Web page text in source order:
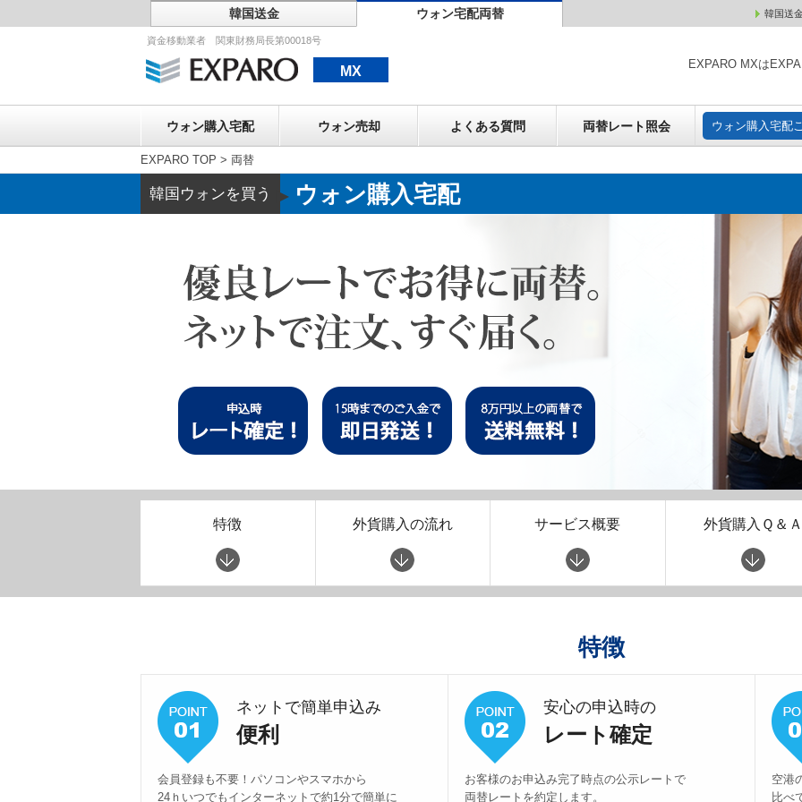
韓国送金 ウォン宅配両替 韓国送
資金移動業者 関東財務局長第00018号
MX EXPARO MXは
ウォン購入宅配 ウォン売却 よくある質問 両替レート照会 ウォン購入宅配
ウォン売却 ウォン
EXPARO TOP > 両替
韓国ウォンを買う ▶ウォン購入宅配
特徴 外貨購入の流れ サービス概要 外貨購入Ｑ＆Ａ
特徴
ネットで簡単申込み
便利
会員登録も不要！パソコンやスマホから
24ｈいつでもインターネットで約1分で簡単に
安心の申込時の
レート確定
お客様のお申込み完了時点の公示レートで
両替レートを約定します。
空港
比べ